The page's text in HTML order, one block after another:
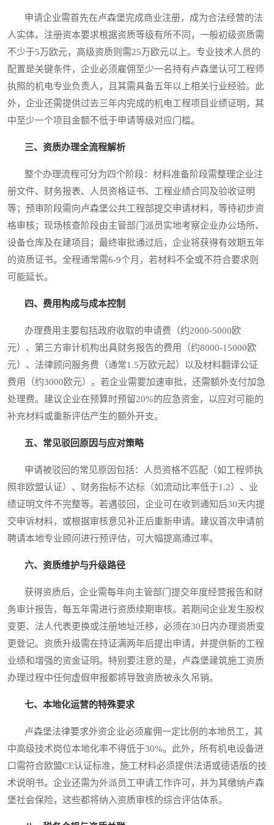
申请企业需首先在卢森堡完成商业注册，成为合法经营的法
人实体。注册资本要求根据资质等级有所不同，一般初级资质需
不少于5万欧元，高级资质则需25万欧元以上。专业技术人员的
配置是关键条件，企业必须雇佣至少一名持有卢森堡认可工程师
执照的机电专业负责人，且其需具备五年以上相关行业经验。此
外，企业还需提供过去三年内完成的机电工程项目业绩证明，其
中至少一个项目金额不低于申请等级对应门槛。
三、资质办理全流程解析
整个办理流程可分为四个阶段：材料准备阶段需整理企业注
册文件、财务报表、人员资格证书、工程业绩合同及验收证明
等；预审阶段需向卢森堡公共工程部提交申请材料，等待初步资
格审核；现场核查阶段由主管部门派员实地考察企业办公场所、
设备仓库及在建项目；最终审批通过后，企业将获得有效期五年
的资质证书。全程通常需6-9个月，若材料不全或不符合要求则
可能延长。
四、费用构成与成本控制
办理费用主要包括政府收取的申请费（约2000-5000欧
元）、第三方审计机构出具财务报告的费用（约8000-15000欧
元）、法律顾问服务费（通常1.5万欧元起）以及材料翻译公证
费用（约3000欧元）。若企业需要加速审批，还需额外支付加急
处理费。建议企业在预算时预留20%的应急资金，以应对可能的
补充材料或重新评估产生的额外开支。
五、常见驳回原因与应对策略
申请被驳回的常见原因包括：人员资格不匹配（如工程师执
照非欧盟认证）、财务指标不达标（如流动比率低于1.2）、业
绩证明文件不完整等。若遇驳回，企业可在收到通知后30天内提
交申诉材料，或根据审核意见补正后重新申请。建议首次申请前
聘请本地专业顾问进行预评估，可大幅提高通过率。
六、资质维护与升级路径
获得资质后，企业需每年向主管部门提交年度经营报告和财
务审计报告，每五年需进行资质续期审核。若期间企业发生股权
变更、法人代表更换或注册地址迁移，必须在30日内办理资质变
更登记。资质升级需在持证满两年后提出申请，并提供新的工程
业绩和增强的资金证明。特别要注意的是，卢森堡建筑施工资质
办理过程中任何虚假申报都将导致资质被永久吊销。
七、本地化运营的特殊要求
卢森堡法律要求外资企业必须雇佣一定比例的本地员工，其
中高级技术岗位本地化率不得低于30%。此外，所有机电设备进
口需符合欧盟CE认证标准，施工材料必须提供法语或德语版的技
术说明书。企业还需为外派员工申请工作许可，并为其缴纳卢森
堡社会保险，这些都将纳入资质审核的综合评估体系。